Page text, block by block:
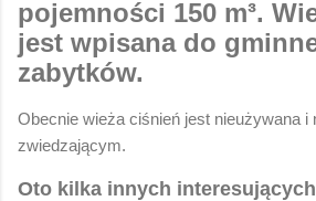
pojemności 150 m³.
jest wpisana do
zabytków.
Obecnie wieża ciśnień jest nieużywana i
zwiedzającym.
Oto kilka innych